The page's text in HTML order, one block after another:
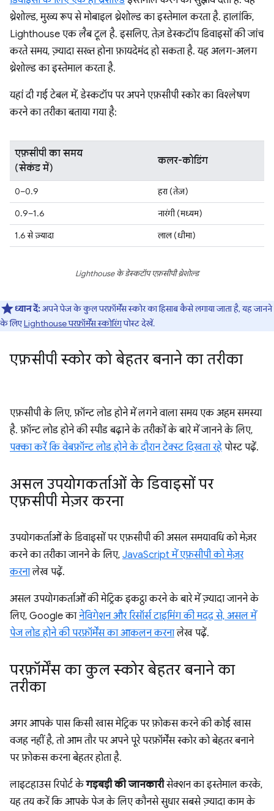
थ्रेशोल्ड, मुख्य रूप से मोबाइल थ्रेशोल्ड का इस्तेमाल करता है. हालांकि,
Lighthouse एक लैब टूल है. इसलिए, तेज़ डेस्कटॉप डिवाइसों की जांच
करते समय, ज़्यादा सख्त होना फ़ायदेमंद हो सकता है. यह अलग-अलग
थ्रेशोल्ड का इस्तेमाल करता है.
यहां दी गई टेबल में, डेस्कटॉप पर अपने एफ़सीपी स्कोर का विश्लेषण
करने का तरीका बताया गया है:
एफ़सीपी का समय
(सेकंड में)
कलर-कोडिंग
0–0.9
हरा (तेज़)
0.9–1.6
नारंगी (मध्यम)
1.6 से ज़्यादा
लाल (धीमा)
Lighthouse के डेस्कटॉप एफ़सीपी थ्रेशोल्ड
ध्यान दें:अपने पेज के कुल परफ़ॉर्मेंस स्कोर का हिसाब कैसे लगाया जाता है, यह जानने
के लिएLighthouse परफ़ॉर्मेंस स्कोरिंगपोस्ट देखें.
एफ़सीपी स्कोर को बेहतर बनाने का तरीका
एफ़सीपी के लिए, फ़ॉन्ट लोड होने में लगने वाला समय एक अहम समस्या
है. फ़ॉन्ट लोड होने की स्पीड बढ़ाने के तरीकों के बारे में जानने के लिए,
पक्का करें कि वेबफ़ॉन्ट लोड होने के दौरान टेक्स्ट दिखता रहे पोस्ट पढ़ें.
असल उपयोगकर्ताओं के डिवाइसों पर
एफ़सीपी मेज़र करना
उपयोगकर्ताओं के डिवाइसों पर एफ़सीपी की असल समयावधि को मेज़र
करने का तरीका जानने के लिए, JavaScript में एफ़सीपी को मेज़र
करनालेख पढ़ें.
असल उपयोगकर्ताओं की मेट्रिक इकट्ठा करने के बारे में ज़्यादा जानने के
लिए, Google कानेविगेशन और रिसॉर्स टाइमिंग की मदद से, असल में
पेज लोड होने की परफ़ॉर्मेंस का आकलन करनालेख पढ़ें.
परफ़ॉर्मेंस का कुल स्कोर बेहतर बनाने का
तरीका
अगर आपके पास किसी खास मेट्रिक पर फ़ोकस करने की कोई खास
वजह नहीं है, तो आम तौर पर अपने पूरे परफ़ॉर्मेंस स्कोर को बेहतर बनाने
पर फ़ोकस करना बेहतर होता है.
लाइटहाउस रिपोर्ट केगड़बड़ी की जानकारीसेक्शन का इस्तेमाल करके,
यह तय करें कि आपके पेज के लिए कौनसे सुधार सबसे ज़्यादा काम के